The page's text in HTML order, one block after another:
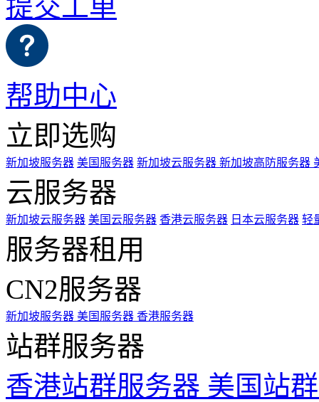
提交工单
帮助中心
立即选购
新加坡服务器 美国服务器 新加坡云服务器 新加坡高防服务器
云服务器
新加坡云服务器 美国云服务器 香港云服务器 日本云服务器 轻
服务器租用
CN2服务器
新加坡服务器 美国服务器 香港服务器
站群服务器
香港站群服务器 美国站